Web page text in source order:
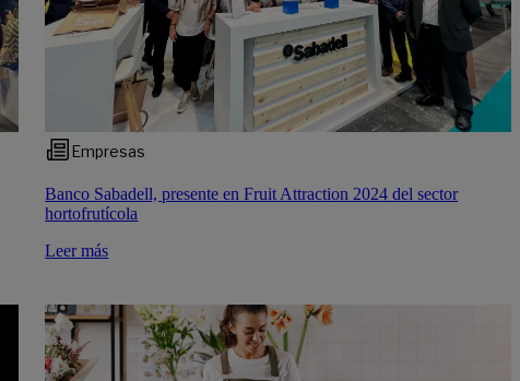
Empresas
Banco Sabadell, presente en Fruit Attraction 2024 del sector
hortofrutícola
Leer más